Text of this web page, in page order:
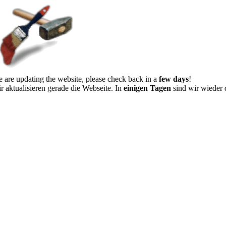
are updating the website, please check back in a few days!
aktualisieren gerade die Webseite. In einigen Tagen sind wir wieder